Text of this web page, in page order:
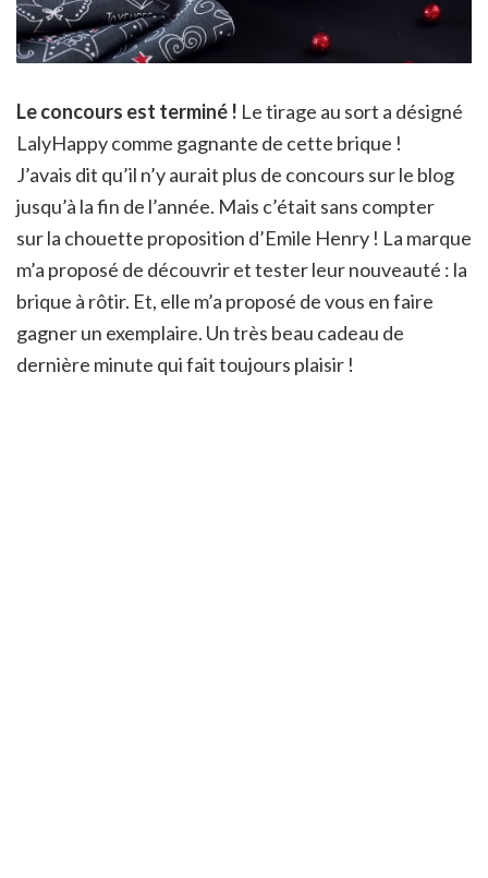
Le concours est terminé ! Le tirage au sort a désigné
LalyHappy comme gagnante de cette brique !
J’avais dit qu’il n’y aurait plus de concours sur le blog
jusqu’à la fin de l’année. Mais c’était sans compter
sur la chouette proposition d’Emile Henry ! La marque
m’a proposé de découvrir et tester leur nouveauté : la
brique à rôtir. Et, elle m’a proposé de vous en faire
gagner un exemplaire. Un très beau cadeau de
dernière minute qui fait toujours plaisir !